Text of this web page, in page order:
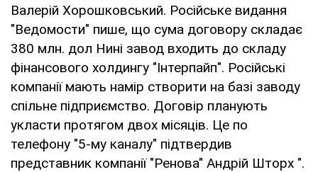
Валерій Хорошковський. Російське видання
"Ведомости" пише, що сума договору складає
380 млн. дол Нині завод входить до складу
фінансового холдингу "Інтерпайп". Російські
компанії мають намір створити на базі заводу
спільне підприємство. Договір планують
укласти протягом двох місяців. Це по
телефону "5-му каналу" підтвердив
представник компанії "Ренова" Андрій Шторх ".